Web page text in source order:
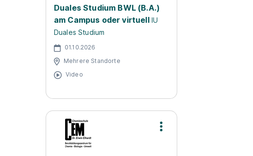
Duales Studium BWL (B.A.)
am Campus oder virtuell IU
Duales Studium
01.10.2026
Mehrere Standorte
Video